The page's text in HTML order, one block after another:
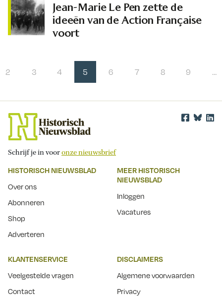
Jean-Marie Le Pen zette de
ideeën van de Action Française
voort
2 3 4 5 6 7 8 9 …
Schrijf je in vooronze nieuwsbrief
HISTORISCH NIEUWSBLAD
Over ons
Abonneren
Shop
Adverteren
MEER HISTORISCH
NIEUWSBLAD
Inloggen
Vacatures
KLANTENSERVICE
Veelgestelde vragen
Contact
DISCLAIMERS
Algemene voorwaarden
Privacy